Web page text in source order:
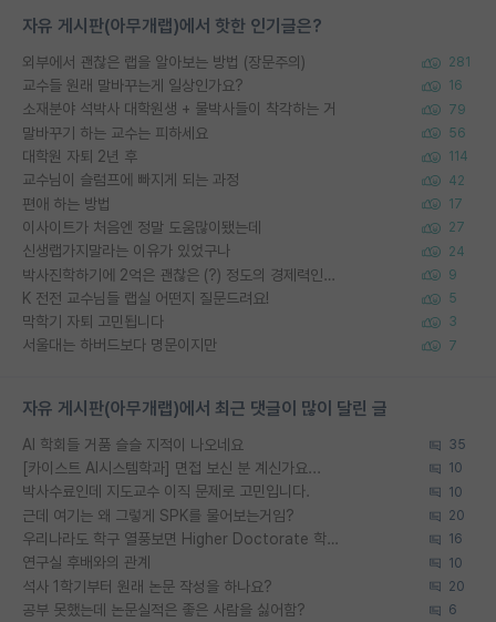
자유 게시판(아무개랩)에서 핫한 인기글은?
외부에서 괜찮은 랩을 알아보는 방법 (장문주의) 281
교수들 원래 말바꾸는게 일상인가요? 16
소재분야 석박사 대학원생 + 물박사들이 착각하는 거 79
말바꾸기 하는 교수는 피하세요 56
대학원 자퇴 2년 후 114
교수님이 슬럼프에 빠지게 되는 과정 42
편애 하는 방법 17
이사이트가 처음엔 정말 도움많이됐는데 27
신생랩가지말라는 이유가 있었구나 24
박사진학하기에 2억은 괜찮은 (?) 정도의 경제력인가요 9
K 전전 교수님들 랩실 어떤지 질문드려요! 5
막학기 자퇴 고민됩니다 3
서울대는 하버드보다 명문이지만 7
자유 게시판(아무개랩)에서 최근 댓글이 많이 달린 글
AI 학회들 거품 슬슬 지적이 나오네요 35
[카이스트 AI시스템학과] 면접 보신 분 계신가요... 10
박사수료인데 지도교수 이직 문제로 고민입니다. 10
근데 여기는 왜 그렇게 SPK를 물어보는거임? 20
우리나라도 학구 열풍보면 Higher Doctorate 학위가 필요하다고 봅니다. 16
연구실 후배와의 관계 10
석사 1학기부터 원래 논문 작성을 하나요? 20
공부 못했는데 논문실적은 좋은 사람을 싫어함? 6